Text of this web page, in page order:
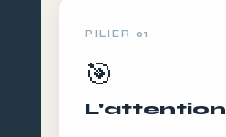
PILIER 01
🎯
L'attention